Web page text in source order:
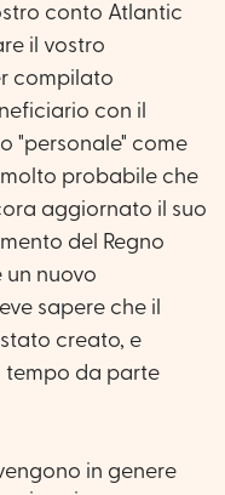
conto Atlantic
il vostro
compilato
con il
"personale" come
probabile che
aggiornato il suo
del Regno
un nuovo
sapere che il
creato, e
tempo da parte
in genere